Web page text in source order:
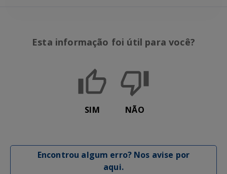
Esta informação foi útil para você?
SIM NÃO
Encontrou algum erro? Nos avise por
aqui.